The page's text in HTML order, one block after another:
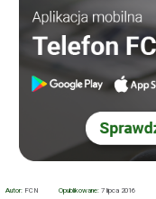
Autor: FCN Opublikowane: 7 lipca 2016